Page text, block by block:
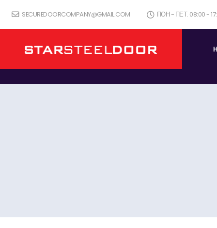
SECUREDOORCOMPANY@GMAIL.COM ПОН - ПЕТ. 08:00 -